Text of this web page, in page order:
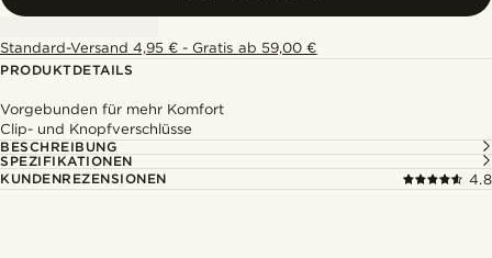
Standard-Versand 4,95 € - Gratis ab 59,00 €
PRODUKTDETAILS
Vorgebunden für mehr Komfort
Clip- und Knopfverschlüsse
BESCHREIBUNG
SPEZIFIKATIONEN
KUNDENREZENSIONEN
4.8